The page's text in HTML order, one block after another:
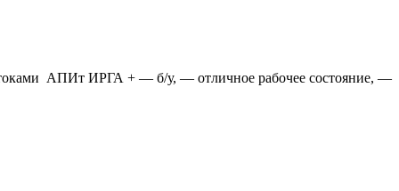
АПИт ИРГА + — б/у, — отличное рабочее состояние, —